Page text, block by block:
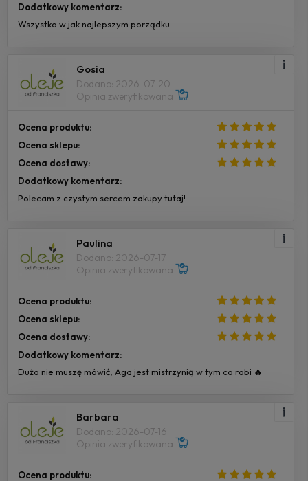
Dodatkowy komentarz:
Wszystko w jak najlepszym porządku
Gosia
Dodano: 2026-07-20
Opinia zweryfikowana
Ocena produktu:
Ocena sklepu:
Ocena dostawy:
Dodatkowy komentarz:
Polecam z czystym sercem zakupy tutaj!
Paulina
Dodano: 2026-07-17
Opinia zweryfikowana
Ocena produktu:
Ocena sklepu:
Ocena dostawy:
Dodatkowy komentarz:
Dużo nie muszę mówić, Aga jest mistrzynią w tym co robi 🔥
Barbara
Dodano: 2026-07-16
Opinia zweryfikowana
Ocena produktu: